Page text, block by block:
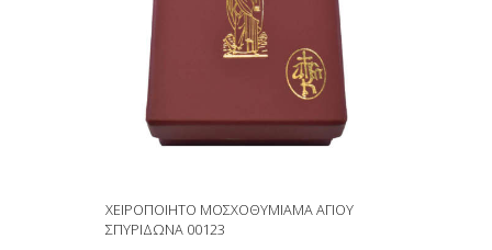
ΧΕΙΡΟΠΟΙΗΤΟ ΜΟΣΧΟΘΥΜΙΑΜΑ ΑΓΙΟΥ
ΣΠΥΡΙΔΩΝΑ 00123